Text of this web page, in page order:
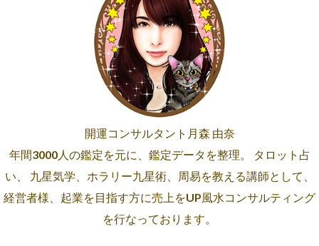
開運コンサルタント月森 由奈
年間3000人の鑑定を元に、鑑定データを整理。 タロット占
い、 九星気学、ホラリー九星術、周易を教える講師として、
経営者様、起業を目指す方に売上をUP風水コンサルティング
を行なっております。